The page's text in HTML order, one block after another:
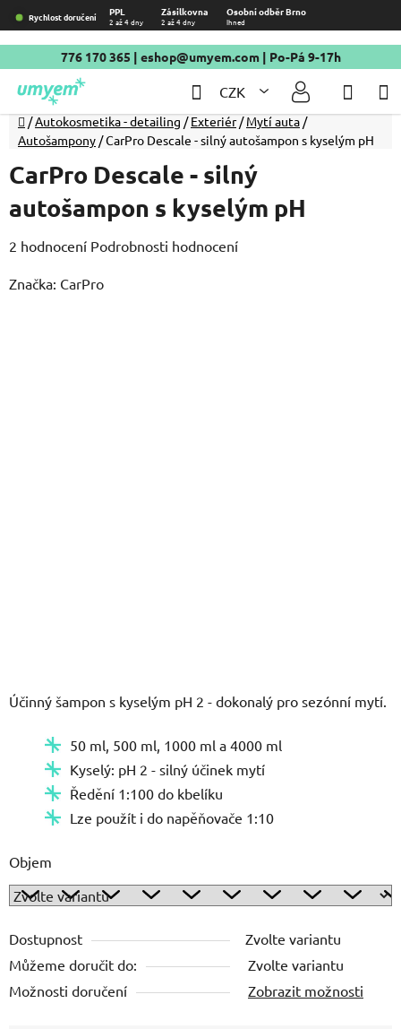
Přejít
na
obsah
Rychlost doručení PPL Zásilkovna Osobní odběr Brno
2 až 4 dny 2 až 4 dny Ihned
776 170 365 | eshop@umyem.com| Po-Pá 9-17h
CZK
Hledat
Domů
/Autokosmetika - detailing / Exteriér / Mytí auta /
Autošampony /CarPro Descale - silný autošampon s kyselým pH
Účinný šampon s kyselým pH 2 - dokonalý pro sezónní mytí.
50 ml, 500 ml, 1000 ml a 4000 ml
Kyselý: pH 2 - silný účinek mytí
Ředění 1:100 do kbelíku
Lze použít i do napěňovače 1:10
Objem
Dostupnost
Zvolte variantu
Můžeme doručit do:
Zvolte variantu
Možnosti doručení
Zobrazit možnosti
CarPro Descale - silný
autošampon s kyselým pH
Průměrné
produktu
2 hodnocení Podrobnosti hodnocení
Značka: CarPro